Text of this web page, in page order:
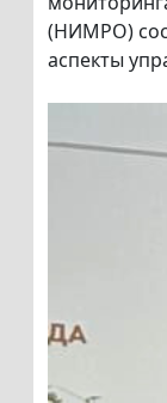
(НИМРО)
аспекты